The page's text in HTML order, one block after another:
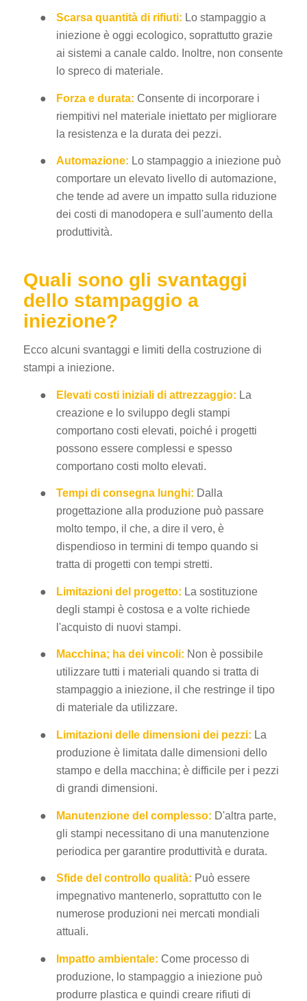
● Scarsa quantità di rifiuti: Lo stampaggio a
iniezione è oggi ecologico, soprattutto grazie
ai sistemi a canale caldo. Inoltre, non consente
lo spreco di materiale.
● Forza e durata: Consente di incorporare i
riempitivi nel materiale iniettato per migliorare
la resistenza e la durata dei pezzi.
● Automazione: Lo stampaggio a iniezione può
comportare un elevato livello di automazione,
che tende ad avere un impatto sulla riduzione
dei costi di manodopera e sull'aumento della
produttività.
Quali sono gli svantaggi
dello stampaggio a
iniezione?
Ecco alcuni svantaggi e limiti della costruzione di
stampi a iniezione.
● Elevati costi iniziali di attrezzaggio: La
creazione e lo sviluppo degli stampi
comportano costi elevati, poiché i progetti
possono essere complessi e spesso
comportano costi molto elevati.
● Tempi di consegna lunghi: Dalla
progettazione alla produzione può passare
molto tempo, il che, a dire il vero, è
dispendioso in termini di tempo quando si
tratta di progetti con tempi stretti.
● Limitazioni del progetto: La sostituzione
degli stampi è costosa e a volte richiede
l'acquisto di nuovi stampi.
● Macchina; ha dei vincoli: Non è possibile
utilizzare tutti i materiali quando si tratta di
stampaggio a iniezione, il che restringe il tipo
di materiale da utilizzare.
● Limitazioni delle dimensioni dei pezzi: La
produzione è limitata dalle dimensioni dello
stampo e della macchina; è difficile per i pezzi
di grandi dimensioni.
● Manutenzione del complesso: D'altra parte,
gli stampi necessitano di una manutenzione
periodica per garantire produttività e durata.
● Sfide del controllo qualità: Può essere
impegnativo mantenerlo, soprattutto con le
numerose produzioni nei mercati mondiali
attuali.
● Impatto ambientale: Come processo di
produzione, lo stampaggio a iniezione può
produrre plastica e quindi creare rifiuti di